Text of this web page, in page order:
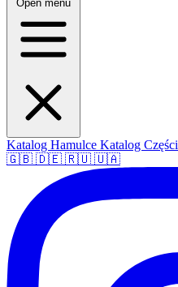
Open menu
Katalog Hamulce Katalog Części
🇬🇧 🇩🇪 🇷🇺 🇺🇦